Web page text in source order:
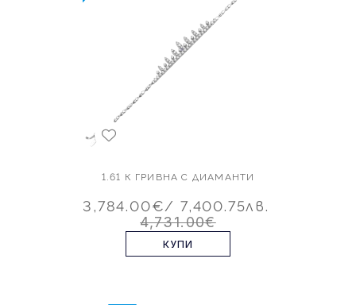
1.61 К ГРИВНА С ДИАМАНТИ
3,784.00€/ 7,400.75лв.
4,731.00€
КУПИ